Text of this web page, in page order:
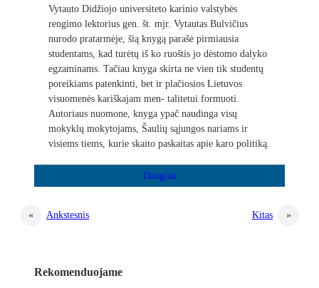
Vytauto Didžiojo universiteto karinio valstybės
rengimo lektorius gen. št. mjr. Vytautas Bulvičius
nurodo pratarmėje, šią knygą parašė pirmiausia
studentams, kad turėtų iš ko ruoštis jo dėstomo dalyko
egzaminams. Tačiau knyga skirta ne vien tik studentų
poreikiams patenkinti, bet ir plačiosios Lietuvos
visuomenės kariškajam men- talitetui formuoti.
Autoriaus nuomone, knyga ypač naudinga visų
mokyklų mokytojams, Šaulių sąjungos nariams ir
visiems tiems, kurie skaito paskaitas apie karo politiką.
« Ankstesnis Kitas »
Rekomenduojame